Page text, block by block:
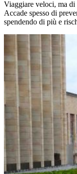
Viaggiare veloci, ma di
Accade spesso di
spendendo di più e